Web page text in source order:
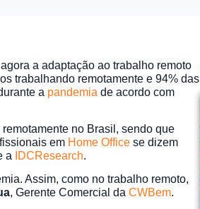
a adaptação ao trabalho remoto
trabalhando remotamente e 94% das
a pandemia de acordo com
no Brasil, sendo que
em Home Office se dizem
a
IDCResearch.
Assim, como no trabalho remoto,
, Gerente Comercial daCWBem.